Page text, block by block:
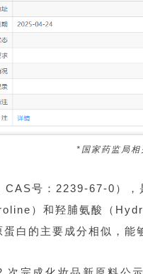
*国家药监局相
号：2239-67-0），
）和羟脯氨酸（
白的主要成分相似，能